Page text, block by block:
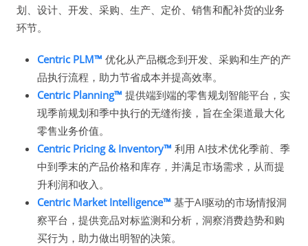
划、设计、开发、采购、生产、定价、销售和配补货的业务
环节。
Centric PLM™ 优化从产品概念到开发、采购和生产的产
品执行流程，助力节省成本并提高效率。
Centric Planning™ 提供端到端的零售规划智能平台，实
现季前规划和季中执行的无缝衔接，旨在全渠道最大化
零售业务价值。
Centric Pricing & Inventory™ 利用 AI技术优化季前、季
中到季末的产品价格和库存，并满足市场需求，从而提
升利润和收入。
Centric Market Intelligence™ 基于AI驱动的市场情报洞
察平台，提供竞品对标监测和分析，洞察消费趋势和购
买行为，助力做出明智的决策。